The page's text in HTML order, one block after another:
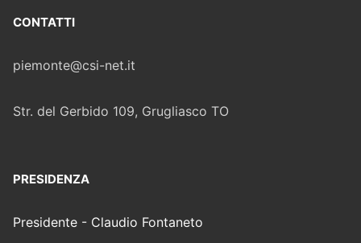
CONTATTI
piemonte@csi-net.it
Str. del Gerbido 109, Grugliasco TO
PRESIDENZA
Presidente - Claudio Fontaneto